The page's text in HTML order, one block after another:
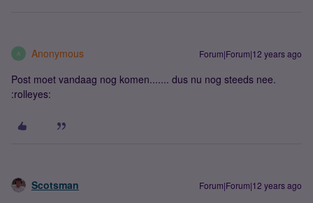
A Anonymous Forum|Forum|12 years ago
Post moet vandaag nog komen....... dus nu nog steeds nee.
:rolleyes:
Scotsman Forum|Forum|12 years ago